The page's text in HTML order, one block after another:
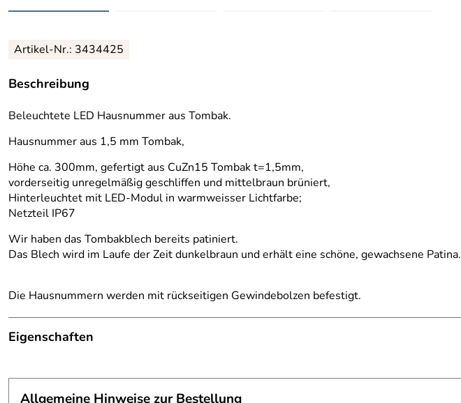
Artikel-Nr.: 3434425
Beschreibung
Beleuchtete LED Hausnummer aus Tombak.
Hausnummer aus 1,5 mm Tombak,
Höhe ca. 300mm, gefertigt aus CuZn15 Tombak t=1,5mm,
vorderseitig unregelmäßig geschliffen und mittelbraun brüniert,
Hinterleuchtet mit LED-Modul in warmweisser Lichtfarbe;
Netzteil IP67
Wir haben das Tombakblech bereits patiniert.
Das Blech wird im Laufe der Zeit dunkelbraun und erhält eine schöne, gewachsene Patina.
Die Hausnummern werden mit rückseitigen Gewindebolzen befestigt.
Eigenschaften
Befestigung:
mit rückseitigen Gewindebolzen
Allgemeine Hinweise zur Bestellung